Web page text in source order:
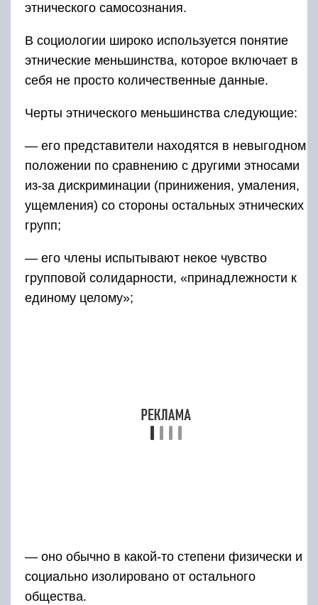
этнического самосознания.
В социологии широко используется понятие
этнические меньшинства, которое включает в
себя не просто количественные данные.
Черты этнического меньшинства следующие:
— его представители находятся в невыгодном
положении по сравнению с другими этносами
из-за дискриминации (принижения, умаления,
ущемления) со стороны остальных этнических
групп;
— его члены испытывают некое чувство
групповой солидарности, «принадлежности к
единому целому»;
— оно обычно в какой-то степени физически и
социально изолировано от остального
общества.